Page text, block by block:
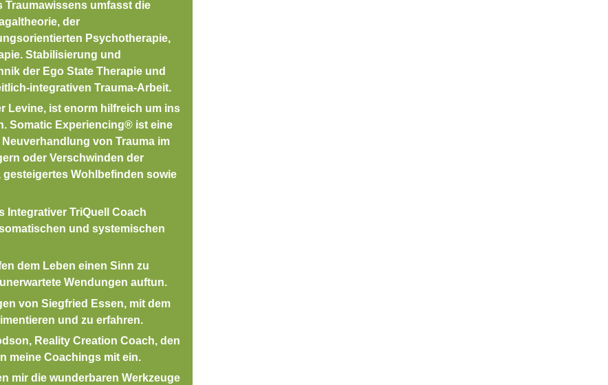
Traumawissens umfasst die
der
Psychotherapie,
Stabilisierung und
der Ego State Therapie und
integrativen Trauma-Arbeit.
Levine, ist enorm hilfreich um ins
Somatic Experiencing® ist eine
von Trauma im
oder Verschwinden der
Wohlbefinden sowie
Integrativer TriQuell Coach
und systemischen
dem Leben einen Sinn zu
Wendungen auftun.
von Siegfried Essen, mit dem
und zu erfahren.
Reality Creation Coach, den
meine Coachings mit ein.
mir die wunderbaren Werkzeuge